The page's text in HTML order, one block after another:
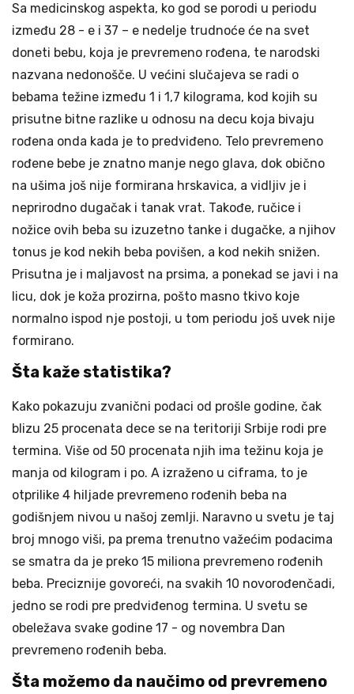
Sa medicinskog aspekta, ko god se porodi u periodu
između 28 - e i 37 – e nedelje trudnoće će na svet
doneti bebu, koja je prevremeno rođena, te narodski
nazvana nedonošče. U većini slučajeva se radi o
bebama težine između 1 i 1,7 kilograma, kod kojih su
prisutne bitne razlike u odnosu na decu koja bivaju
rođena onda kada je to predviđeno. Telo prevremeno
rođene bebe je znatno manje nego glava, dok obično
na ušima još nije formirana hrskavica, a vidljiv je i
neprirodno dugačak i tanak vrat. Takođe, ručice i
nožice ovih beba su izuzetno tanke i dugačke, a njihov
tonus je kod nekih beba povišen, a kod nekih snižen.
Prisutna je i maljavost na prsima, a ponekad se javi i na
licu, dok je koža prozirna, pošto masno tkivo koje
normalno ispod nje postoji, u tom periodu još uvek nije
formirano.
Šta kaže statistika?
Kako pokazuju zvanični podaci od prošle godine, čak
blizu 25 procenata dece se na teritoriji Srbije rodi pre
termina. Više od 50 procenata njih ima težinu koja je
manja od kilogram i po. A izraženo u ciframa, to je
otprilike 4 hiljade prevremeno rođenih beba na
godišnjem nivou u našoj zemlji. Naravno u svetu je taj
broj mnogo viši, pa prema trenutno važećim podacima
se smatra da je preko 15 miliona prevremeno rođenih
beba. Preciznije govoreći, na svakih 10 novorođenčadi,
jedno se rodi pre predviđenog termina. U svetu se
obeležava svake godine 17 - og novembra Dan
prevremeno rođenih beba.
Šta možemo da naučimo od prevremeno